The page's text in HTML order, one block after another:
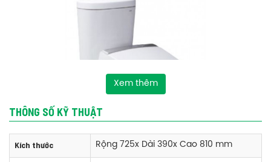
Xem thêm
THÔNG SỐ KỸ THUẬT
Kích thước Rộng 725x Dài 390x Cao 810 mm